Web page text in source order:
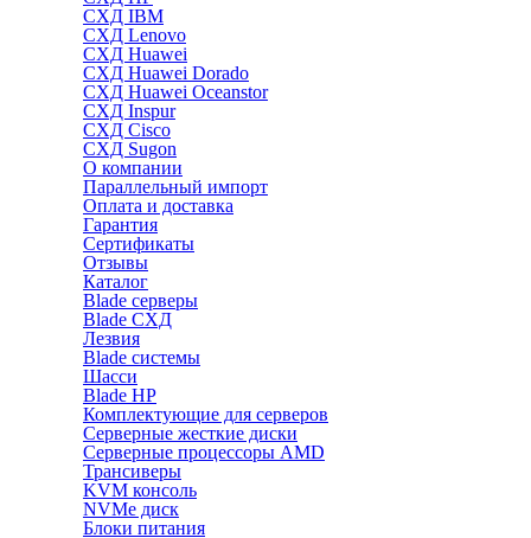
СХД IBM
СХД Lenovo
СХД Huawei
СХД Huawei Dorado
СХД Huawei Oceanstor
СХД Inspur
СХД Cisco
СХД Sugon
О компании
Параллельный импорт
Оплата и доставка
Гарантия
Сертификаты
Отзывы
Каталог
Blade серверы
Blade СХД
Лезвия
Blade системы
Шасси
Blade HP
Комплектующие для серверов
Серверные жесткие диски
Серверные процессоры AMD
Трансиверы
KVM консоль
NVMe диск
Блоки питания